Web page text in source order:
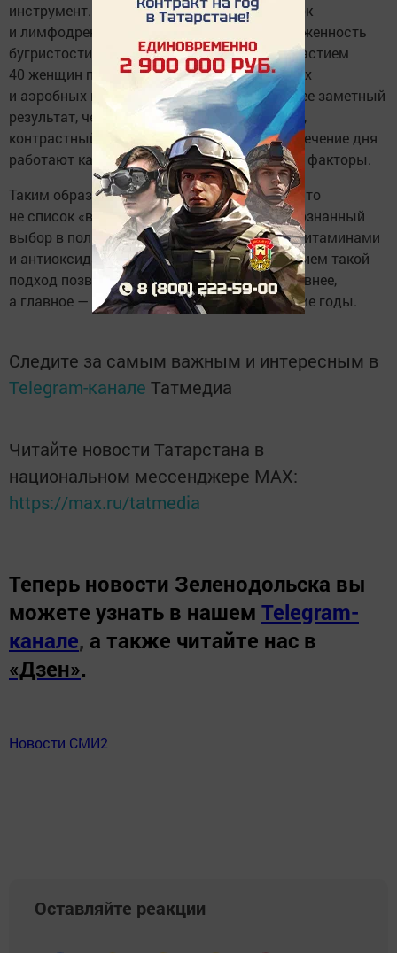
инструмент. Упражнения улучшают кровоток
и лимфодренаж, напрямую уменьшая выраженность
бугристости. Даже одно исследование с участием
40 женщин показало, что сочетание силовых
и аэробных нагрузок даёт значительно более заметный
результат, чем пассивные методы. Массаж,
контрастный душ и общая подвижность в течение дня
работают как вспомогательные, но важные факторы.
Таким образом, продукты от целлюлита — это
не список «волшебных» ингредиентов, а осознанный
выбор в пользу цельных, богатых белком, витаминами
и антиоксидантами блюд. Вместе с движением такой
подход позволяет сделать кожу заметно ровнее,
а главное — сохранить её здоровье на долгие годы.
Следите за самым важным и интересным в
Telegram-канале Татмедиа
Читайте новости Татарстана в
национальном мессенджере MАХ:
https://max.ru/tatmedia
Теперь новости Зеленодольска вы
можете узнать в нашем Telegram-
канале, а также читайте нас в
«Дзен».
Новости СМИ2
Оставляйте реакции